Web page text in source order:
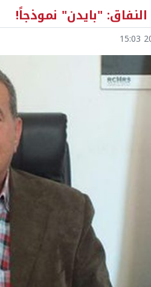
"بايدن" نموذجاً!